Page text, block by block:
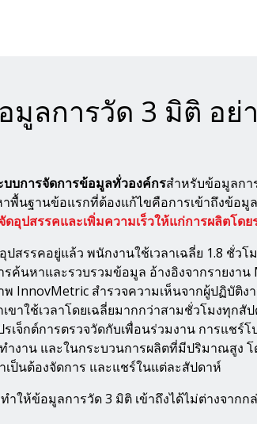
ลการวัด 3 มิติ อย่
บการจัดการข้อมูลทั่วองค์กรสำหรับข้อมูลกา
พื้นฐานข้อแรกที่ต้องแก้ไขคือการเข้าถึงข้อมูล
อุปสรรคและเพิ่มความเร็วให้แก่การผลิตโดย
สรรคอยู่แล้ว พนักงานใช้เวลาเฉลี่ย 1.8 ชั่วโ
ค้นหาและรวบรวมข้อมูล อ้างอิงจากรายงาน
InnovMetric สำรวจความเห็นจากผู้ปฏิบัติง
าใช้เวลาโดยเฉลี่ยมากกว่าสามชั่วโมงทุกสั
เจ็กต์การตรวจวัดกับเพื่อนร่วมงาน การแชร์
ำงาน และในกระบวนการผลิตที่มีปริมาณสูง
เป็นต้องจัดการ และแชร์ในแต่ละสัปดาห์
ให้ข้อมูลการวัด 3 มิติ เข้าถึงได้ไม่ต่างจากก